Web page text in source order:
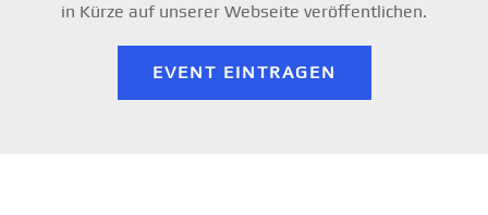
in Kürze auf unserer Webseite veröffentlichen.
EVENT EINTRAGEN